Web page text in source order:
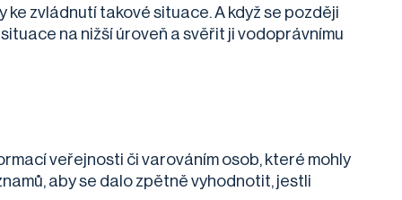
zvládnutí takové situace. A když se později
na nižší úroveň a svěřit ji vodoprávnímu
veřejnosti či varováním osob, které mohly
aby se dalo zpětně vyhodnotit, jestli